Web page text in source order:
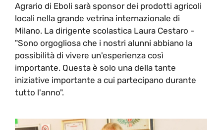
Agrario di Eboli sarà sponsor dei prodotti agricoli
locali nella grande vetrina internazionale di
Milano. La dirigente scolastica Laura Cestaro -
"Sono orgogliosa che i nostri alunni abbiano la
possibilità di vivere un'esperienza così
importante. Questa è solo una della tante
iniziative importante a cui partecipano durante
tutto l'anno".